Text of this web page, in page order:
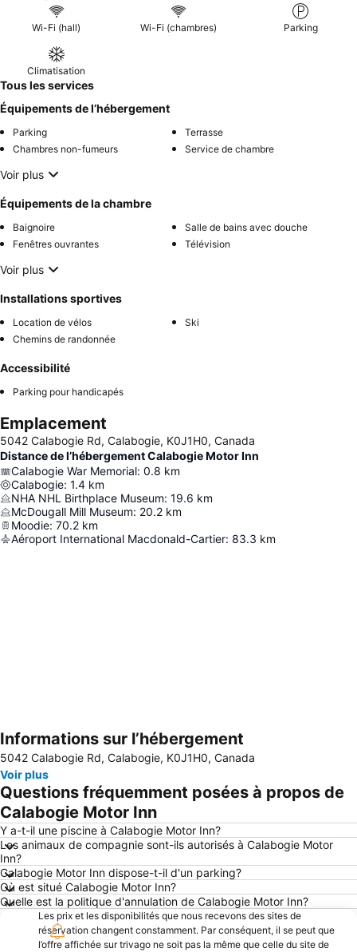
serviable. Pour une expérience unique, pensez à utiliser
espace feu de camp dédié pour vous détendre en soirée.
Wi-Fi (hall) Wi-Fi (chambres) Parking
Climatisation
Tous les services
Équipements de l’hébergement
Parking
Terrasse
Chambres non-fumeurs
Service de chambre
Voir plus
Équipements de la chambre
Baignoire
Salle de bains avec douche
Fenêtres ouvrantes
Télévision
Voir plus
Installations sportives
Location de vélos
Ski
Chemins de randonnée
Accessibilité
Parking pour handicapés
Emplacement
5042 Calabogie Rd, Calabogie, K0J1H0, Canada
Distance de l’hébergement Calabogie Motor Inn
Calabogie War Memorial: 0.8 km
Calabogie: 1.4 km
NHA NHL Birthplace Museum: 19.6 km
McDougall Mill Museum: 20.2 km
Moodie: 70.2 km
Aéroport International Macdonald-Cartier: 83.3 km
Agrandir la carte
Informations sur l’hébergement
5042 Calabogie Rd, Calabogie, K0J1H0, Canada
Voir plus
Questions fréquemment posées à propos de
Calabogie Motor Inn
Y a-t-il une piscine à Calabogie Motor Inn?
Les animaux de compagnie sont-ils autorisés à Calabogie Motor
Inn?
Calabogie Motor Inn dispose-t-il d'un parking?
Où est situé Calabogie Motor Inn?
Quelle est la politique d'annulation de Calabogie Motor Inn?
Les prix et les disponibilités que nous recevons des sites de
réservation changent constamment. Par conséquent, il se peut que
l’offre affichée sur trivago ne soit pas la même que celle du site de